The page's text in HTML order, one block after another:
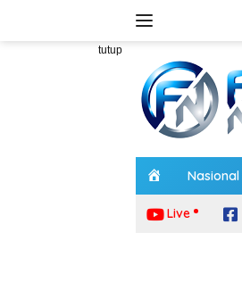
tutup
o
m
e
Nasional
Live